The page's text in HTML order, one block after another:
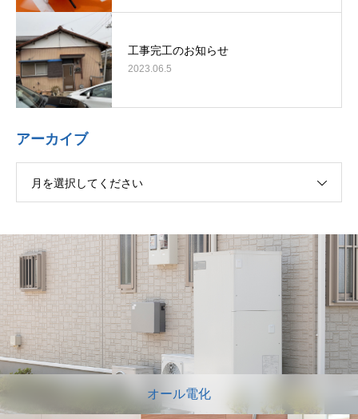
工事完工のお知らせ
2023.06.5
アーカイブ
月を選択してください
オール電化